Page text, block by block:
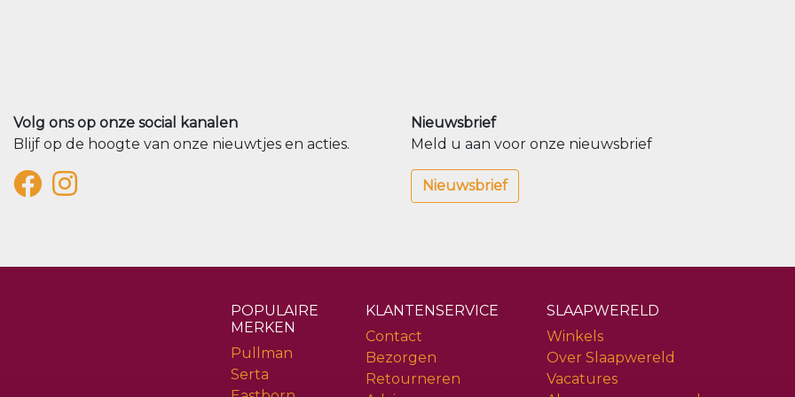
Volg ons op onze social kanalen
Blijf op de hoogte van onze nieuwtjes en acties.
Nieuwsbrief
Meld u aan voor onze nieuwsbrief
Nieuwsbrief
POPULAIRE
MERKEN
Pullman
Serta
KLANTENSERVICE
Contact
Bezorgen
Retourneren
SLAAPWERELD
Winkels
Over Slaapwereld
Vacatures